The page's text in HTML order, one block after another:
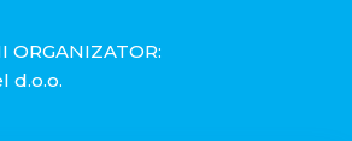
ORGANIZATOR:
d.o.o.